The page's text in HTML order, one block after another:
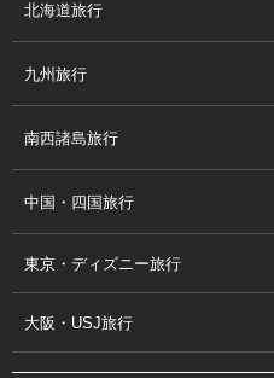
北海道旅行
九州旅行
南西諸島旅行
中国・四国旅行
東京・ディズニー旅行
大阪・USJ旅行